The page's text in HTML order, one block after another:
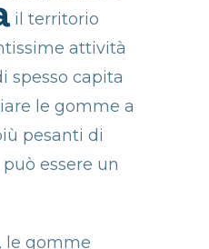
il territorio
attività
spesso capita
le gomme a
pesanti di
essere un
le gomme